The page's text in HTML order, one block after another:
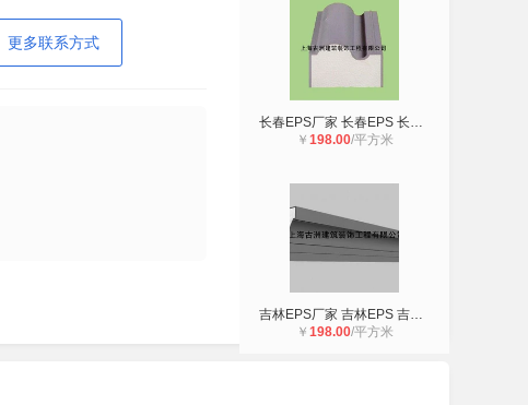
更多联系方式
长春EPS厂家 长春EPS 长春EPS构件
￥ 198.00/平方米
吉林EPS厂家 吉林EPS 吉林EPS构件
￥ 198.00/平方米